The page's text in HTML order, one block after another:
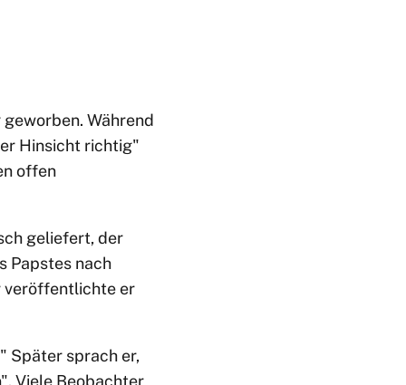
Während
Hinsicht richtig"
offen
geliefert, der
Papstes nach
veröffentlichte er
Später sprach er,
Viele Beobachter